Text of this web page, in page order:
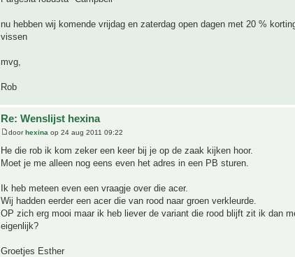
nu hebben wij komende vrijdag en zaterdag open dagen met 20 %
vissen
mvg,
Rob
Re: Wenslijst hexina
doorhexina op 24 aug 2011 09:22
He die rob ik kom zeker een keer bij je op de zaak kijken hoor.
Moet je me alleen nog eens even het adres in een PB sturen.
Ik heb meteen even een vraagje over die acer.
Wij hadden eerder een acer die van rood naar groen verkleurde.
OP zich erg mooi maar ik heb liever de variant die rood blijft zit ik dan
eigenlijk?
Groetjes Esther